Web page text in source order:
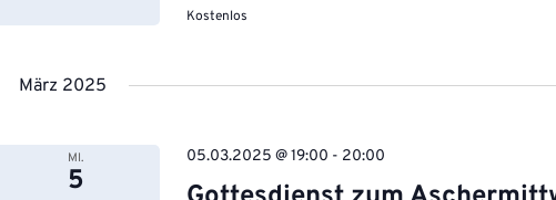
Kostenlos
März 2025
MI.
5
05.03.2025 @ 19:00 - 20:00